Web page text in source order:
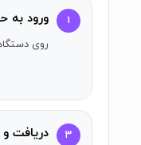
Pro
Voice
Converse
برترین‌های اپ
۱ ورود به
روی
۳ دریافت